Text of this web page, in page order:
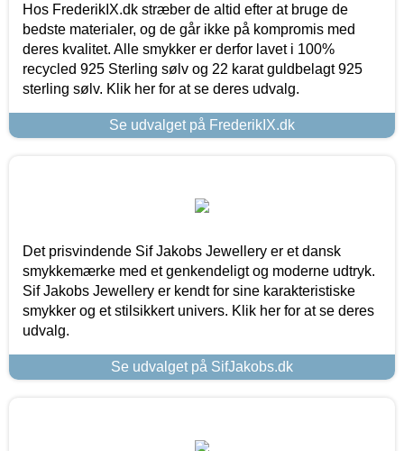
Hos FrederikIX.dk stræber de altid efter at bruge de
bedste materialer, og de går ikke på kompromis med
deres kvalitet. Alle smykker er derfor lavet i 100%
recycled 925 Sterling sølv og 22 karat guldbelagt 925
sterling sølv. Klik her for at se deres udvalg.
Se udvalget på FrederikIX.dk
Det prisvindende Sif Jakobs Jewellery er et dansk
smykkemærke med et genkendeligt og moderne udtryk.
Sif Jakobs Jewellery er kendt for sine karakteristiske
smykker og et stilsikkert univers. Klik her for at se deres
udvalg.
Se udvalget på SifJakobs.dk